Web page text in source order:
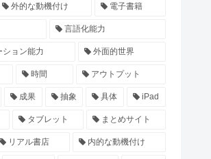
外的な動機付け 電子書籍
言語化能力
ション能力 外面的世界
時間 アウトプット
成果 抽象 具体 iPad
タブレット まとめサイト
リアル書店 内的な動機付け